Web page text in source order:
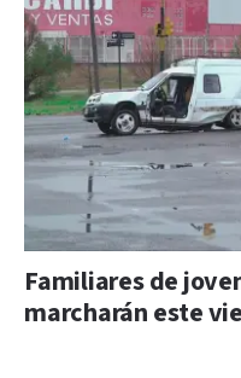
Familiares de
marcharán este